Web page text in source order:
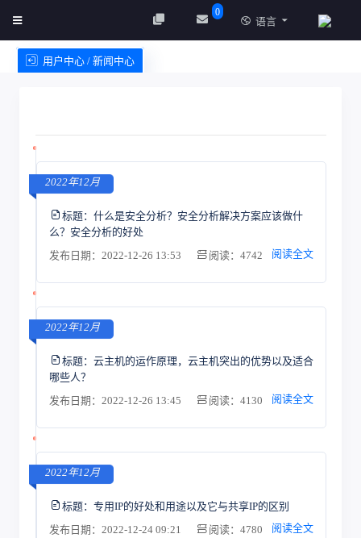
0
语言
用户中心 / 新闻中心
2022年12月
标题： 什么是安全分析？安全分析解决方案应该做什
么？安全分析的好处
发布日期：2022-12-26 13:53
阅读：4742 阅读全文
2022年12月
标题： 云主机的运作原理，云主机突出的优势以及适合
哪些人？
发布日期：2022-12-26 13:45
阅读：4130 阅读全文
2022年12月
标题： 专用IP的好处和用途以及它与共享IP的区别
发布日期：2022-12-24 09:21
阅读：4780 阅读全文